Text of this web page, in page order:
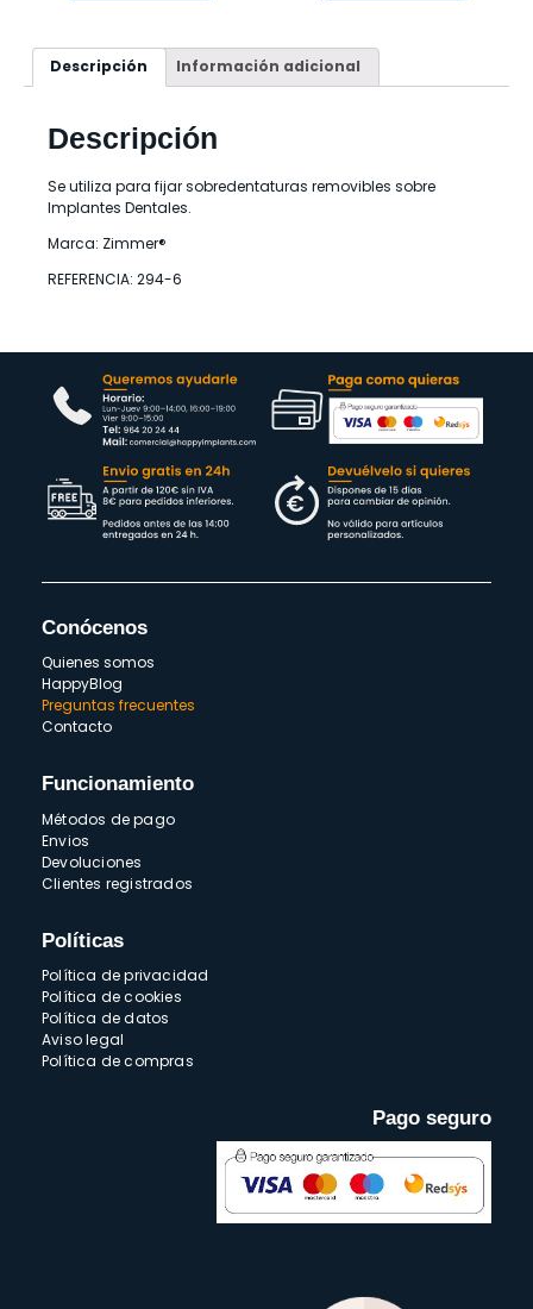
Descripción Información adicional
Descripción
Se utiliza para fijar sobredentaturas removibles sobre
Implantes Dentales.
Marca: Zimmer®
REFERENCIA: 294-6
Conócenos
Quienes somos
HappyBlog
Preguntas frecuentes
Contacto
Funcionamiento
Métodos de pago
Envios
Devoluciones
Clientes registrados
Políticas
Política de privacidad
Política de cookies
Política de datos
Aviso legal
Política de compras
Pago seguro